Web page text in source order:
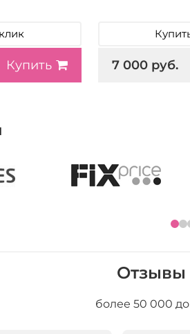
Купить 7 000 руб.
Отзывы
более 50 000